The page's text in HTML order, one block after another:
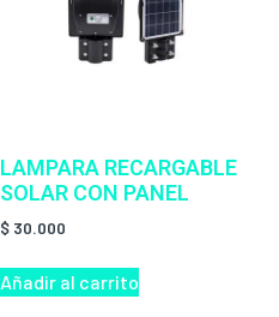
LAMPARA RECARGABLE
SOLAR CON PANEL
$ 30.000
Añadir al carrito